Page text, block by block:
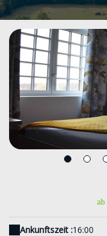
ab
Ankunftszeit :16:00